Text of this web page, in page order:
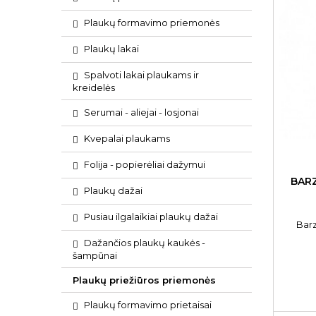
Plaukų formavimo priemonės
Plaukų lakai
Spalvoti lakai plaukams ir
kreidelės
Serumai - aliejai - losjonai
Kvepalai plaukams
Folija - popierėliai dažymui
Plaukų dažai
Pusiau ilgalaikiai plaukų dažai
Dažančios plaukų kaukės -
šampūnai
Plaukų priežiūros priemonės
Plaukų formavimo prietaisai